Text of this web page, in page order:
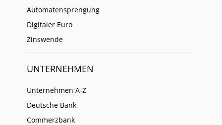
Automatensprengung
Digitaler Euro
Zinswende
UNTERNEHMEN
Unternehmen A-Z
Deutsche Bank
Commerzbank